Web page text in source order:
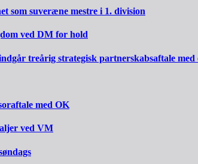
som suveræne mestre i 1. division
ved DM for hold
treårig strategisk partnerskabsaftale med
med OK
ved VM